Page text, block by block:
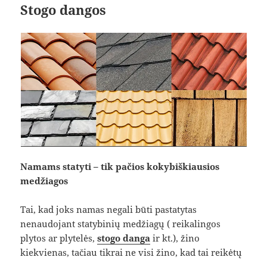
Stogo dangos
Namams statyti – tik pačios kokybiškiausios
medžiagos
Tai, kad joks namas negali būti pastatytas
nenaudojant statybinių medžiagų ( reikalingos
plytos ar plytelės,stogo danga ir kt.), žino
kiekvienas, tačiau tikrai ne visi žino, kad tai reikėtų